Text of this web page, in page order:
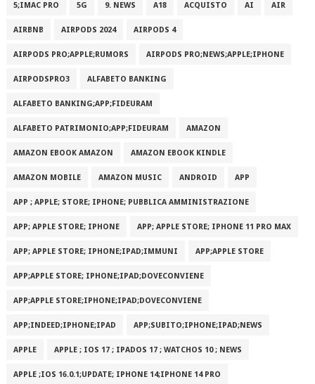
5;IMAC PRO 5G 9. NEWS A18 ACQUISTO AI AIR
AIRBNB AIRPODS 2024 AIRPODS 4
AIRPODS PRO;APPLE;RUMORS AIRPODS PRO;NEWS;APPLE;IPHONE
AIRPODSPRO3 ALFABETO BANKING
ALFABETO BANKING;APP;FIDEURAM
ALFABETO PATRIMONI‪O‬;APP;FIDEURAM AMAZON
AMAZON EBOOK AMAZON AMAZON EBOOK KINDLE
AMAZON MOBILE AMAZON MUSIC ANDROID APP
APP ; APPLE; STORE; IPHONE; PUBBLICA AMMINISTRAZIONE
APP; APPLE STORE; IPHONE APP; APPLE STORE; IPHONE 11 PRO MAX
APP; APPLE STORE; IPHONE;IPAD;IMMUNI APP;APPLE STORE
APP;APPLE STORE; IPHONE;IPAD;DOVECONVIENE
APP;APPLE STORE;IPHONE;IPAD;DOVECONVIENE
APP;INDEED;IPHONE;IPAD APP;SUBITO;IPHONE;IPAD;NEWS
APPLE APPLE ; IOS 17 ; IPADOS 17 ; WATCHOS 10 ; NEWS
APPLE ;IOS 16.0.1;UPDATE; IPHONE 14;IPHONE 14 PRO